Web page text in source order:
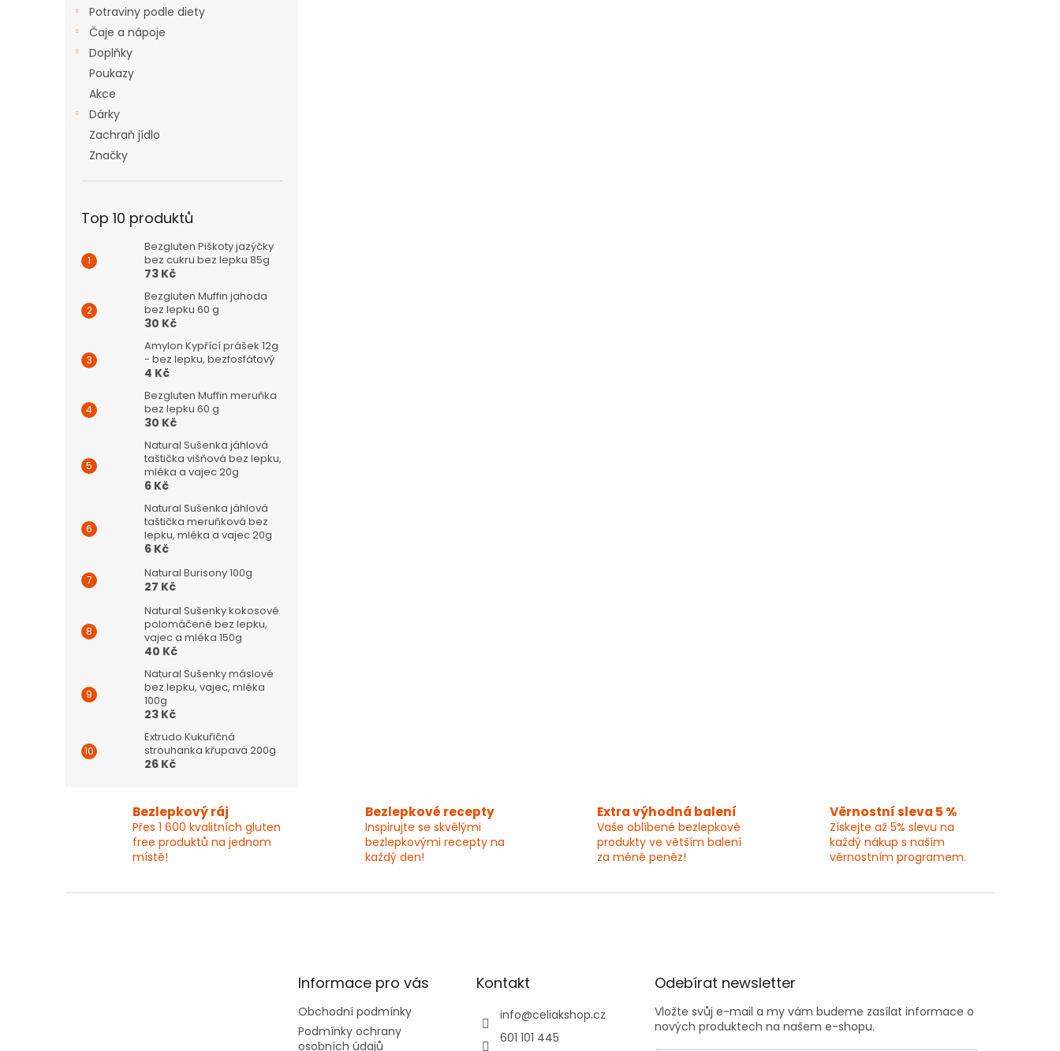
Potraviny podle diety
Čaje a nápoje
Doplňky
Poukazy
Akce
Dárky
Zachraň jídlo
Značky
Top 10 produktů
Bezgluten Piškoty jazýčky
bez cukru bez lepku 85g
73 Kč
Bezgluten Muffin jahoda
bez lepku 60 g
30 Kč
Amylon Kypřící prášek 12g
- bez lepku, bezfosfátový
4 Kč
Bezgluten Muffin meruňka
bez lepku 60 g
30 Kč
Natural Sušenka jáhlová
taštička višňová bez lepku,
mléka a vajec 20g
6 Kč
Natural Sušenka jáhlová
taštička meruňková bez
lepku, mléka a vajec 20g
6 Kč
Natural Burisony 100g
27 Kč
Natural Sušenky kokosové
polomáčené bez lepku,
vajec a mléka 150g
40 Kč
Natural Sušenky máslové
bez lepku, vajec, mléka
100g
23 Kč
Extrudo Kukuřičná
strouhanka křupavá 200g
26 Kč
Bezlepkový ráj
Přes 1 600 kvalitních gluten
free produktů na jednom
místě!
Bezlepkové recepty
Inspirujte se skvělými
bezlepkovými recepty na
každý den!
Extra výhodná balení
Vaše oblíbené bezlepkové
produkty ve větším balení
za méně peněz!
Věrnostní sleva 5 %
Získejte až 5% slevu na
každý nákup s naším
věrnostním programem.
Informace pro vás
Obchodní podmínky
Podmínky ochrany
osobních údajů
Kontakt
info@celiakshop.cz
601 101 445
Odebírat newsletter
Vložte svůj e-mail a my vám budeme zasílat informace o
nových produktech na našem e-shopu.